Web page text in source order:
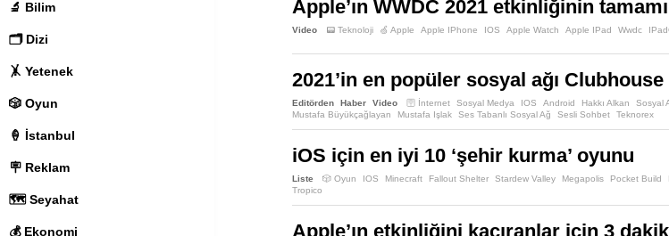
🔬 Bilim
🗂️ Dizi
🤸 Yetenek
🎲 Oyun
🍦 İstanbul
🪧 Reklam
🗺️ Seyahat
💰 Ekonomi
Apple’ın WWDC 2021 etkinliğinin
Video 📟 Teknoloji 🍏 Apple Apple IPhone IOS Apple Watch Apple IPad Wwdc
2021’in en popüler sosyal ağı
Editörden Haber Video 🛜 İnternet Sosyal Medya IOS Android Hakkı Alkan Sosyal
Mustafa Büyükçağlayan
Mustafa Işlak Ses Tabanlı Sosyal Ağ Sesli Sohbet Teknorex
iOS için en iyi 10 ‘şehir kurma’ oyunu
Liste 🎲 Oyun IOS Minecraft Fallout Shelter Stardew Valley Megapolis Pocket Build
Tropico
Apple’ın etkinliğini kaçıranlar için 3